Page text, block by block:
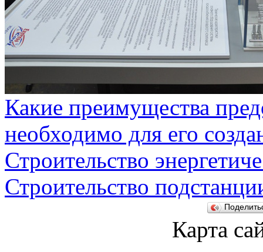
Какие преимущества
необходимо для его
Строительство
Строительство
Карта